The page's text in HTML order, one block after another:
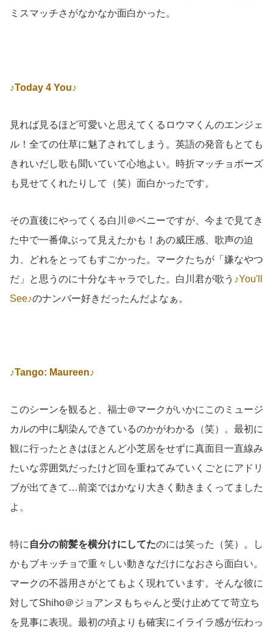
ミスマッチさがなかなか面白かった。
♪Today 4 You♪
見れば見るほど可愛いと思えてくるロウマくんのエンジェ
ル！全ての仕草に魅了されてしまう。英語の発音もとても
きれいだし歌も聞いていて心地よい。時折マッチョポーズ
も見せてくれたりして（笑）面白かったです。
その直後にやってくる白川＠ベニーですが、今まで見てき
た中で一番偉ぶって見えたかも！あの威圧感、歌声の迫
力、どれをとってもすごかった。マークたちが「嫌なやつ
だ」と思うのに十分なキャラでした。白川君が歌う ♪You'll
See♪のナンバー好きだったんだよなぁ。
♪Tango: Maureen♪
このシーンを観ると、福士＠マークがいかにこのミュージ
カルの中に馴染んできているのかがわかる（笑）。最初に
観に行ったときはほとんど小芝居をせずに真面目一直線み
たいな雰囲気だったけど回を重ねてみていくごとにアドリ
ブが出てきて…前楽ではかなり大きく動きまくってました
よ。
特に 自分の前髪を横分けにしてたのには笑った（笑）。し
かもブキッチョで重々しい動きなだけになおさら面白い。
マークの不器用さがとてもよく現れています。そんな彼に
対してShiho＠ジョアンヌもちゃんと受け止めてて苛立ち
を見事に表現。最初の頃よりも確実にイライラ感が伝わっ